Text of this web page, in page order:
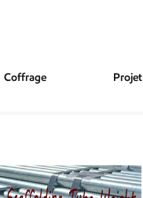
Coffrage Projet